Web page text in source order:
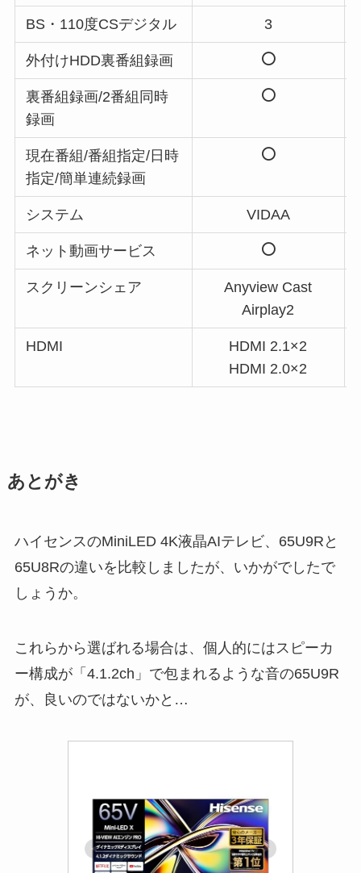
BS・110度CSデジタル 3
外付けHDD裏番組録画
裏番組録画/2番組同時
録画
現在番組/番組指定/日時
指定/簡単連続録画
システム VIDAA
ネット動画サービス
スクリーンシェア
Anyview Cast
Airplay2
HDMI
HDMI 2.1×2
HDMI 2.0×2
あとがき
ハイセンスのMiniLED 4K液晶AIテレビ、65U9Rと
65U8Rの違いを比較しましたが、いかがでしたで
しょうか。
これらから選ばれる場合は、個人的にはスピーカ
ー構成が「4.1.2ch」で包まれるような音の65U9R
が、良いのではないかと…